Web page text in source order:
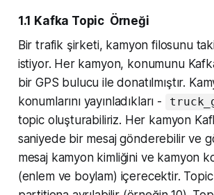
1.1 Kafka Topic Örneği
Bir trafik şirketi, kamyon filosunu
istiyor. Her kamyon, konumunu
bir GPS bulucu ile donatılmıştır.
konumlarını yayınladıkları -
topic oluşturabiliriz. Her kamyon
saniyede bir mesaj gönderebilir ve
mesaj kamyon kimliğini ve kamyon
(enlem ve boylam) içerecektir. Topic